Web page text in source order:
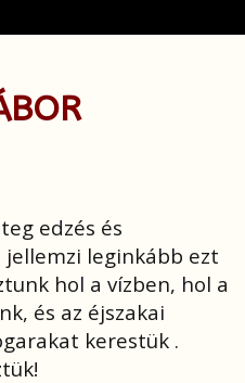
edzés és
jellemzi leginkább ezt
hol a vízben, hol a
és az éjszakai
kerestük .